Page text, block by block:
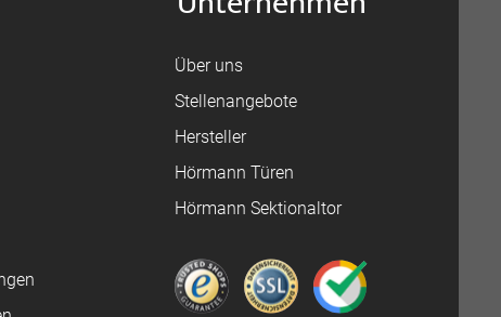
Über uns
Stellenangebote
Hersteller
Hörmann Türen
Hörmann Sektionaltor